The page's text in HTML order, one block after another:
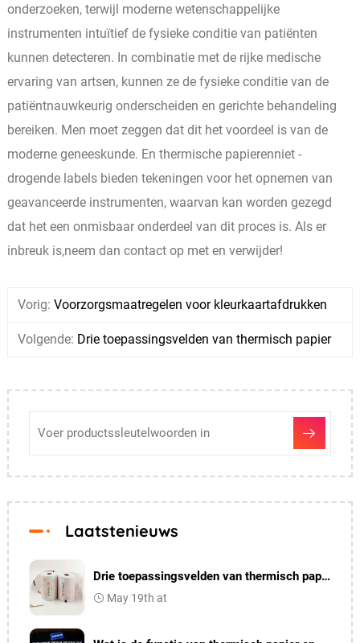
onderzoeken, terwijl moderne wetenschappelijke
instrumenten intuïtief de fysieke conditie van patiënten
kunnen detecteren. In combinatie met de rijke medische
ervaring van artsen, kunnen ze de fysieke conditie van de
patiëntnauwkeurig onderscheiden en gerichte behandeling
bereiken. Men moet zeggen dat dit het voordeel is van de
moderne geneeskunde. En thermische papierenniet -
drogende labels bieden tekeningen voor het opnemen van
geavanceerde instrumenten, waarvan kan worden gezegd
dat het een onmisbaar onderdeel van dit proces is. Als er
inbreuk is,neem dan contact op met en verwijder!
Vorig: Voorzorgsmaatregelen voor kleurkaartafdrukken
Volgende: Drie toepassingsvelden van thermisch papier
Laatstenieuws
Drie toepassingsvelden van thermisch papier
May 19th at